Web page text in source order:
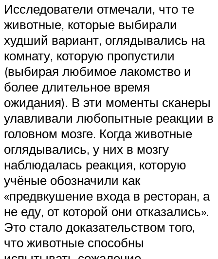
Исследователи отмечали, что те
животные, которые выбирали
худший вариант, оглядывались на
комнату, которую пропустили
(выбирая любимое лакомство и
более длительное время
ожидания). В эти моменты сканеры
улавливали любопытные реакции в
головном мозге. Когда животные
оглядывались, у них в мозгу
наблюдалась реакция, которую
учёные обозначили как
«предвкушение входа в ресторан, а
не еду, от которой они отказались».
Это стало доказательством того,
что животные способны